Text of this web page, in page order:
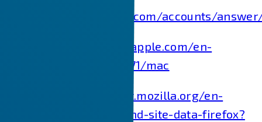
https://support.google.com/accounts/
https://support.apple.com/en-
in/guide/safari/sfri11471/mac
https://support.mozilla.org/en-
US/kb/clear-cookies-and-site-data-firefox?